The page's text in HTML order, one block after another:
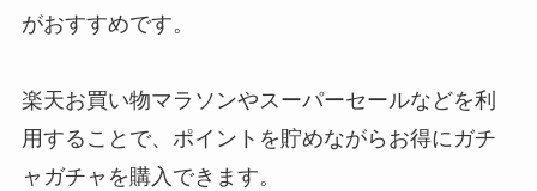
がおすすめです。
楽天お買い物マラソンやスーパーセールなどを利
用することで、ポイントを貯めながらお得にガチ
ャガチャを購入できます。